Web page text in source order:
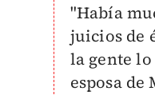
"Había
juicios de
la gente
esposa de